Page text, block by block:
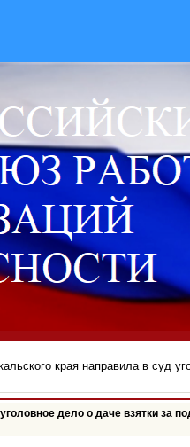
края направила в суд
дело о даче взятки за